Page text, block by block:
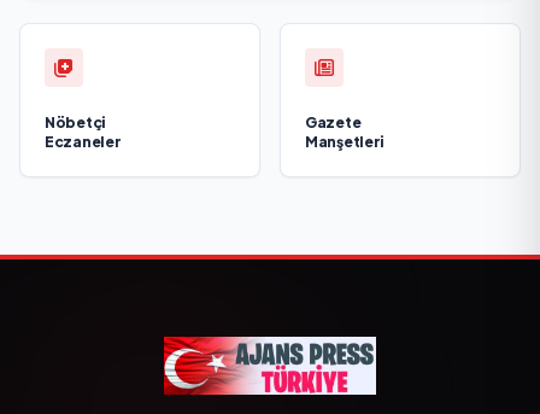
Nöbetçi
Eczaneler
Gazete
Manşetleri